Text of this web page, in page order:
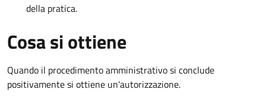
della pratica.
Cosa si ottiene
Quando il procedimento amministrativo si conclude
positivamente si ottiene un'autorizzazione.